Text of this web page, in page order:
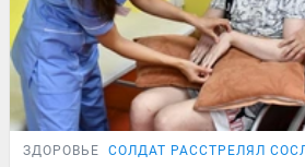
ЗДОРОВЬЕ СОЛДАТ РАССТРЕЛЯЛ